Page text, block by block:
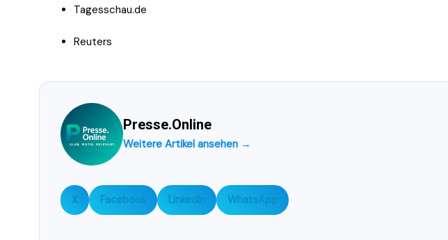
Tagesschau.de
Reuters
Presse.Online
Weitere Artikel ansehen →
X Facebook LinkedIn WhatsApp